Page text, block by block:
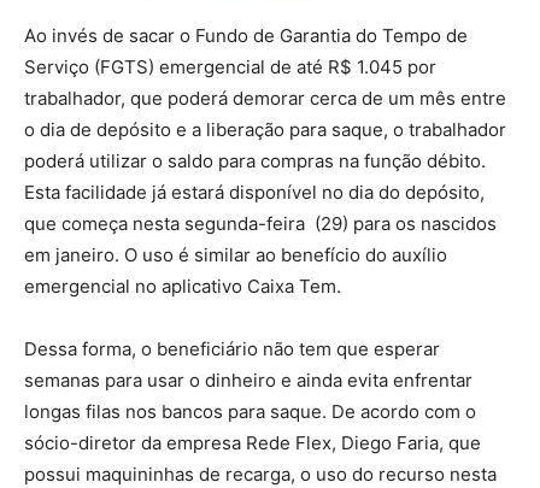
Ao invés de sacar o Fundo de Garantia do Tempo de
Serviço (FGTS) emergencial de até R$ 1.045 por
trabalhador, que poderá demorar cerca de um mês entre
o dia de depósito e a liberação para saque, o trabalhador
poderá utilizar o saldo para compras na função débito.
Esta facilidade já estará disponível no dia do depósito,
que começa nesta segunda-feira (29) para os nascidos
em janeiro. O uso é similar ao benefício do auxílio
emergencial no aplicativo Caixa Tem.
Dessa forma, o beneficiário não tem que esperar
semanas para usar o dinheiro e ainda evita enfrentar
longas filas nos bancos para saque. De acordo com o
sócio-diretor da empresa Rede Flex, Diego Faria, que
possui maquininhas de recarga, o uso do recurso nesta